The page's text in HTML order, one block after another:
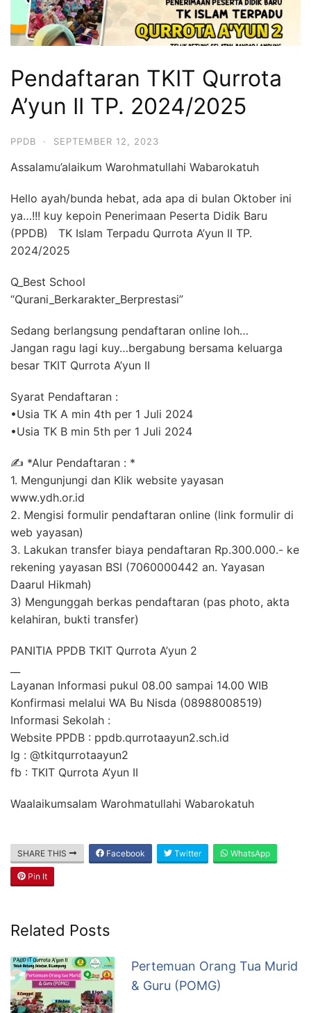
Pendaftaran TKIT Qurrota
A’yun II TP. 2024/2025
PPDB · SEPTEMBER 12, 2023
Assalamu’alaikum Warohmatullahi Wabarokatuh
Hello ayah/bunda hebat, ada apa di bulan Oktober ini
ya…!!! kuy kepoin Penerimaan Peserta Didik Baru
(PPDB) TK Islam Terpadu Qurrota A’yun II TP.
2024/2025
Q_Best School
“Qurani_Berkarakter_Berprestasi”
Sedang berlangsung pendaftaran online loh…
Jangan ragu lagi kuy…bergabung bersama keluarga
besar TKIT Qurrota A’yun II
Syarat Pendaftaran :
•Usia TK A min 4th per 1 Juli 2024
•Usia TK B min 5th per 1 Juli 2024
✍ *Alur Pendaftaran : *
1. Mengunjungi dan Klik website yayasan
www.ydh.or.id
2. Mengisi formulir pendaftaran online (link formulir di
web yayasan)
3. Lakukan transfer biaya pendaftaran Rp.300.000.- ke
rekening yayasan BSI (7060000442 an. Yayasan
Daarul Hikmah)
3) Mengunggah berkas pendaftaran (pas photo, akta
kelahiran, bukti transfer)
PANITIA PPDB TKIT Qurrota A’yun 2
Layanan Informasi pukul 08.00 sampai 14.00 WIB
Konfirmasi melalui WA Bu Nisda (08988008519)
Informasi Sekolah :
Website PPDB : ppdb.qurrotaayun2.sch.id
Ig : @tkitqurrotaayun2
fb : TKIT Qurrota A’yun II
Waalaikumsalam Warohmatullahi Wabarokatuh
SHARE THIS Facebook Twitter WhatsApp
Pin It
Related Posts
Pertemuan Orang Tua Murid
& Guru (POMG)